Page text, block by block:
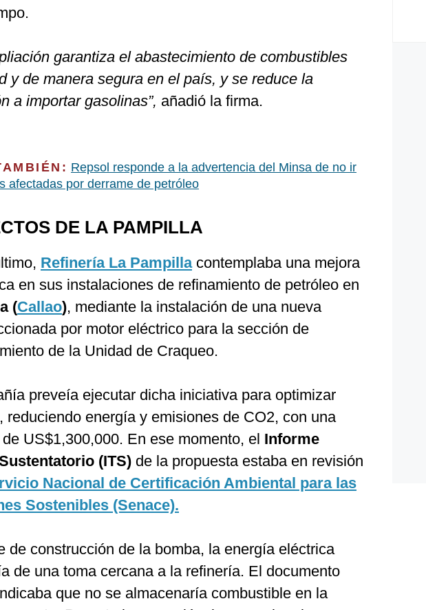
garantiza el abastecimiento de combustibles
y de manera segura en el país, y se reduce la
a importar gasolinas”, añadió la firma.
Repsol responde a la advertencia del Minsa de no ir
afectadas por derrame de petróleo
DE LA PAMPILLA
Refinería La Pampillacontemplaba una mejora
en sus instalaciones de refinamiento de petróleo en
(Callao), mediante la instalación de una nueva
por motor eléctrico para la sección de
de la Unidad de Craqueo.
preveía ejecutar dicha iniciativa para optimizar
reduciendo energía y emisiones de CO2, con una
US$1,300,000. En ese momento, el Informe
(ITS) de la propuesta estaba en revisión
Nacional de Certificación Ambiental para las
Sostenibles (Senace).
de construcción de la bomba, la energía eléctrica
de una toma cercana a la refinería. El documento
que no se almacenaría combustible en la